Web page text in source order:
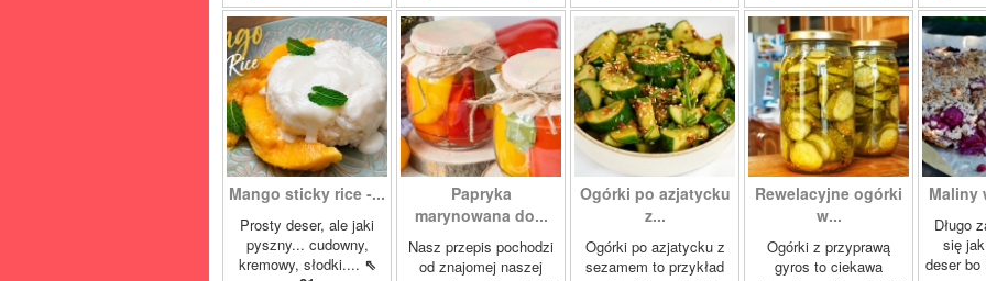
Mango sticky rice -...
Prosty deser, ale jaki
pyszny... cudowny,
kremowy, słodki.... ⇖
Papryka
marynowana do...
Nasz przepis pochodzi
od znajomej naszej
Ogórki po azjatycku
z...
Ogórki po azjatycku z
sezamem to przykład
Rewelacyjne ogórki
w...
Ogórki z przyprawą
gyros to ciekawa
Maliny
Długo
się
deser bo